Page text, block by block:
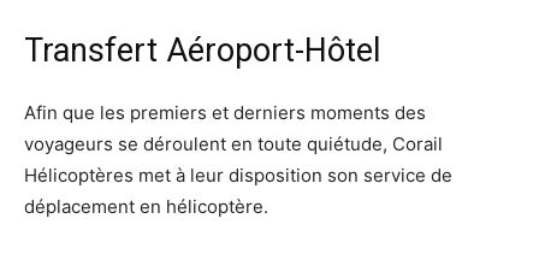
Transfert Aéroport-Hôtel
Afin que les premiers et derniers moments des
voyageurs se déroulent en toute quiétude, Corail
Hélicoptères met à leur disposition son service de
déplacement en hélicoptère.